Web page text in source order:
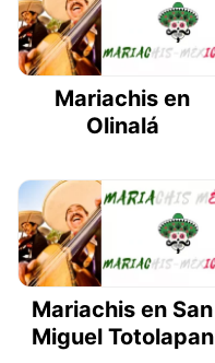
Mariachis en
Olinalá
Mariachis en San
Miguel Totolapan